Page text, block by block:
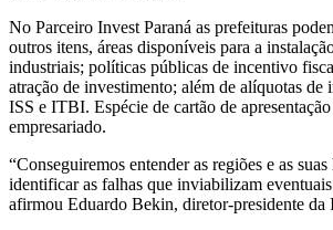
No Parceiro Invest Paraná as prefeituras
outros itens, áreas disponíveis para a
industriais; políticas públicas de incentivo
atração de investimento; além de alíquotas
ISS e ITBI. Espécie de cartão de
empresariado.
“Conseguiremos entender as regiões e as
identificar as falhas que inviabilizam
afirmou Eduardo Bekin, diretor-presidente da